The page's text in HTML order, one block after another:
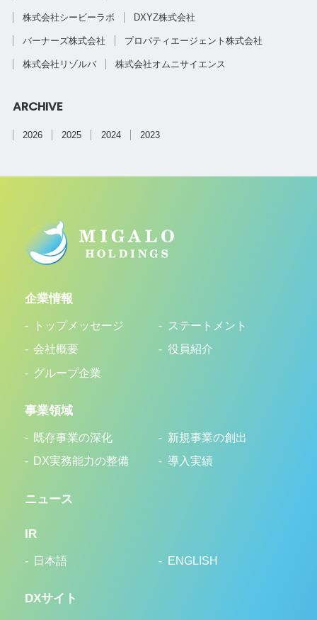
株式会社シービーラボ DXYZ株式会社
バーナーズ株式会社 プロパティエージェント株式会社
株式会社リゾルバ 株式会社オムニサイエンス
ARCHIVE
2026 2025 2024 2023
企業情報
トップメッセージ
ステートメント
会社概要
役員紹介
グループ企業
事業領域
既存事業の深化
新規事業の創出
DX実務能力の整備
導入実績
ニュース
IR
日本語 ENGLISH
DXサイト